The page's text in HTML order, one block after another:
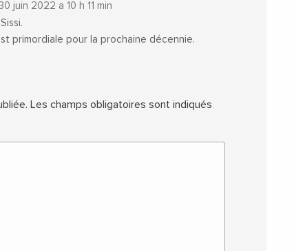
juin 2022 a 10 h 11 min
primordiale pour la prochaine décennie.
Les champs obligatoires sont indiqués